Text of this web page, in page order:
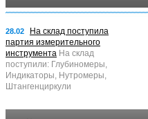
28.02
На склад поступила
партия измерительного
инструмента На склад
поступили: Глубиномеры,
Индикаторы, Нутромеры,
Штангенциркули